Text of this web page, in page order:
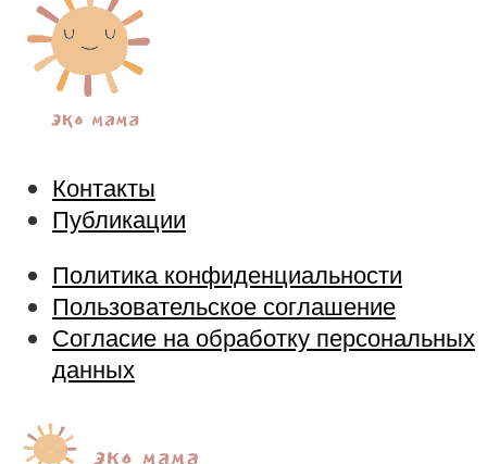
Контакты
Публикации
Политика конфиденциальности
Пользовательское соглашение
Согласие на обработку персональных
данных